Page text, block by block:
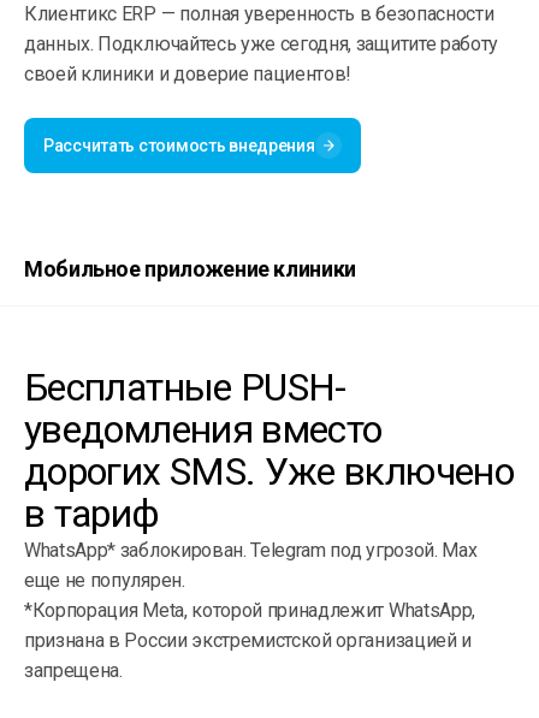
Клиентикс ERP — полная уверенность в безопасности
данных. Подключайтесь уже сегодня, защитите работу
своей клиники и доверие пациентов!
Рассчитать стоимость внедрения
Мобильное приложение клиники
Бесплатные PUSH-
уведомления вместо
дорогих SMS. Уже включено
в тариф
WhatsApp* заблокирован. Telegram под угрозой. Max
еще не популярен.
*Корпорация Meta, которой принадлежит WhatsApp,
признана в России экстремистской организацией и
запрещена.